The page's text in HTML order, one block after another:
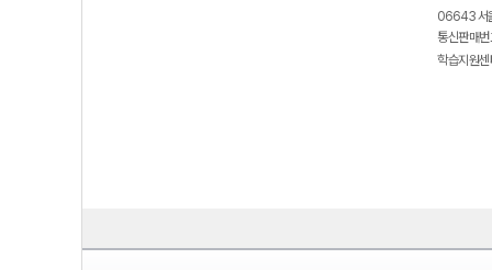
06643 서
통신판매
학습지원